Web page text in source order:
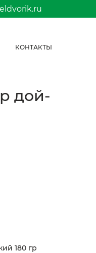
КОНТАКТЫ
дой-
180 гр